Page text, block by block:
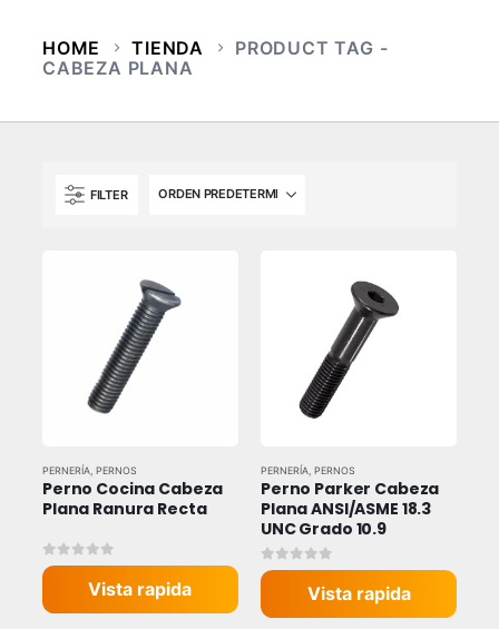
HOME TIENDA
PRODUCT TAG -
CABEZA PLANA
FILTER
PERNERÍA, PERNOS
Perno Cocina Cabeza
Plana Ranura Recta
0out of 5
Vista rapida
PERNERÍA PERNOS
Perno Parker Cabeza
Plana ANSI/ASME 18.3
UNC Grado 10.9
0out of 5
Vista rapida